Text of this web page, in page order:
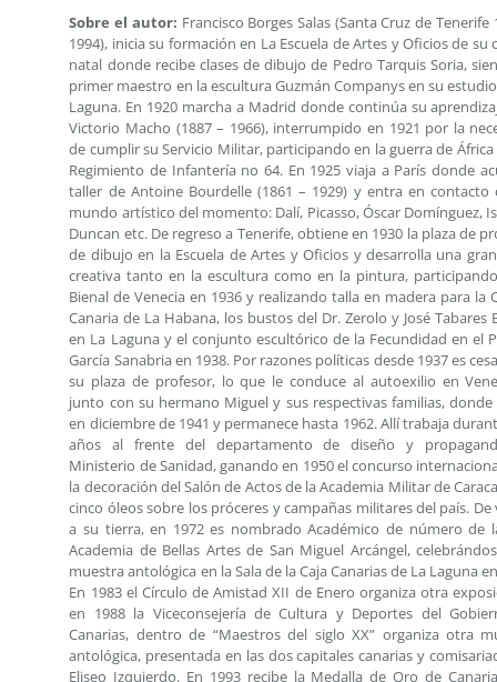
Sobre el autor: Francisco Borges Salas (Santa Cruz de Tenerife
1994), inicia su formación en La Escuela de Artes y Oficios de su
natal donde recibe clases de dibujo de Pedro Tarquis Soria,
primer maestro en la escultura Guzmán Companys en su
Laguna. En 1920 marcha a Madrid donde continúa su
Victorio Macho (1887 – 1966), interrumpido en 1921 por la
de cumplir su Servicio Militar, participando en la guerra de África
Regimiento de Infantería no 64. En 1925 viaja a París donde
taller de Antoine Bourdelle (1861 – 1929) y entra en contacto
mundo artístico del momento: Dalí, Picasso, Óscar Domínguez,
Duncan etc. De regreso a Tenerife, obtiene en 1930 la plaza de
de dibujo en la Escuela de Artes y Oficios y desarrolla una
creativa tanto en la escultura como en la pintura,
Bienal de Venecia en 1936 y realizando talla en madera para la
Canaria de La Habana, los bustos del Dr. Zerolo y José Tabares
en La Laguna y el conjunto escultórico de la Fecundidad en el
García Sanabria en 1938. Por razones políticas desde 1937 es
su plaza de profesor, lo que le conduce al autoexilio en
junto con su hermano Miguel y sus respectivas familias,
en diciembre de 1941 y permanece hasta 1962. Allí trabaja
años al frente del departamento de diseño y
Ministerio de Sanidad, ganando en 1950 el concurso
la decoración del Salón de Actos de la Academia Militar de
cinco óleos sobre los próceres y campañas militares del país. De
a su tierra, en 1972 es nombrado Académico de número de
Academia de Bellas Artes de San Miguel Arcángel,
muestra antológica en la Sala de la Caja Canarias de La Laguna
En 1983 el Círculo de Amistad XII de Enero organiza otra
en 1988 la Viceconsejería de Cultura y Deportes del
Canarias, dentro de “Maestros del siglo XX” organiza otra
antológica, presentada en las dos capitales canarias y
Eliseo Izquierdo. En 1993 recibe la Medalla de Oro de